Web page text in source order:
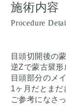
施術内容
Procedure
目頭切開後の
逆Zで蒙古襞形
目頭部分のメ
1ヶ月だとまだ
ご参考になさ